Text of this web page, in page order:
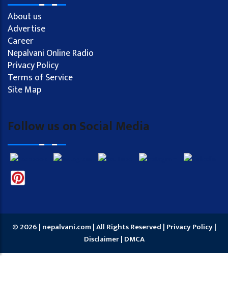
About us
Advertise
Career
Nepalvani Online Radio
Privacy Policy
Terms of Service
Site Map
Follow us on Social Media
© 2026 | nepalvani.com | All Rights Reserved | Privacy Policy|
Disclaimer| DMCA